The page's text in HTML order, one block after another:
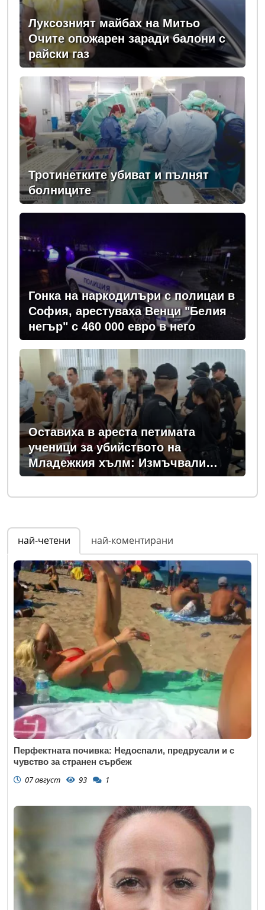
Луксозният майбах на Митьо
Очите опожарен заради балони с
райски газ
Тротинетките убиват и пълнят
болниците
Гонка на наркодилъри с полицаи в
София, арестуваха Венци "Белия
негър" с 460 000 евро в него
Оставиха в ареста петимата
ученици за убийството на
Младежкия хълм: Измъчвали
Георги час, гаврили се с него и го
обрали
най-четени най-коментирани
Перфектната почивка: Недоспали, предрусали и с
чувство за странен сърбеж
07 август 93 1